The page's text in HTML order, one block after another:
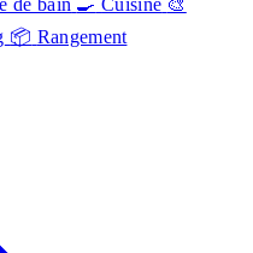
de bain 🍳 Cuisine 🎨
📦 Rangement